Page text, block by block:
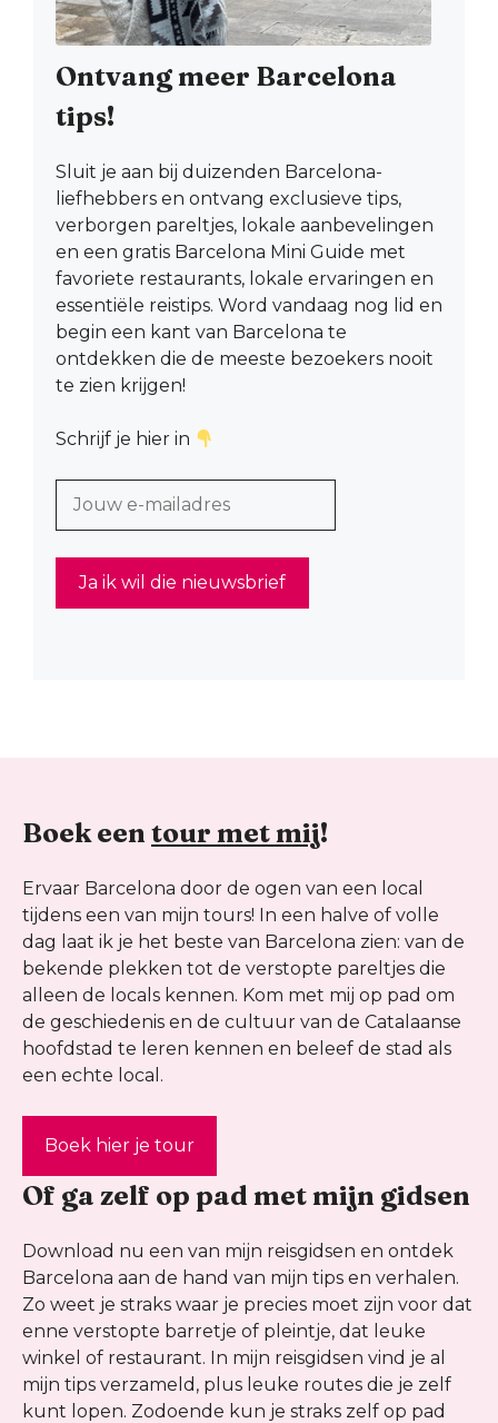
Ontvang meer Barcelona
tips!
Sluit je aan bij duizenden Barcelona-
liefhebbers en ontvang exclusieve tips,
verborgen pareltjes, lokale aanbevelingen
en een gratis Barcelona Mini Guide met
favoriete restaurants, lokale ervaringen en
essentiële reistips. Word vandaag nog lid en
begin een kant van Barcelona te
ontdekken die de meeste bezoekers nooit
te zien krijgen!
Schrijf je hier in
Boek een tour met mij!
Ervaar Barcelona door de ogen van een local
tijdens een van mijn tours! In een halve of volle
dag laat ik je het beste van Barcelona zien: van de
bekende plekken tot de verstopte pareltjes die
alleen de locals kennen. Kom met mij op pad om
de geschiedenis en de cultuur van de Catalaanse
hoofdstad te leren kennen en beleef de stad als
een echte local.
Boek hier je tour
Of ga zelf op pad met mijn gidsen
Download nu een van mijn reisgidsen en ontdek
Barcelona aan de hand van mijn tips en verhalen.
Zo weet je straks waar je precies moet zijn voor dat
enne verstopte barretje of pleintje, dat leuke
winkel of restaurant. In mijn reisgidsen vind je al
mijn tips verzameld, plus leuke routes die je zelf
kunt lopen. Zodoende kun je straks zelf op pad